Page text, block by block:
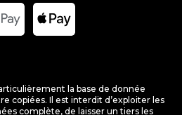
la base de donnée
copiées. Il est interdit d’exploiter les
complète, de laisser un tiers les